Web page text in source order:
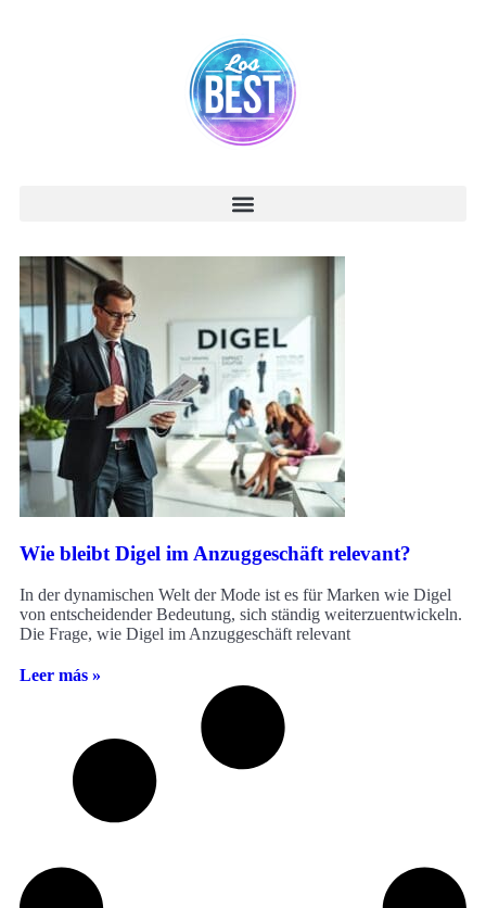
Wie bleibt Digel im Anzuggeschäft relevant?
In der dynamischen Welt der Mode ist es für Marken wie Digel
von entscheidender Bedeutung, sich ständig weiterzuentwickeln.
Die Frage, wie Digel im Anzuggeschäft relevant
Leer más »